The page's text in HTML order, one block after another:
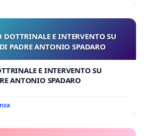
E INTERVENTO SU
PADRE ANTONIO SPADARO
E INTERVENTO SU
ANTONIO SPADARO